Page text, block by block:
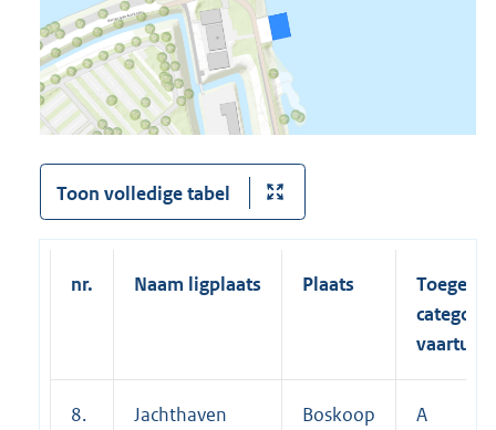
Toon volledige tabel
nr. Naam ligplaats Plaats
8.
Jachthaven
Boskoop A